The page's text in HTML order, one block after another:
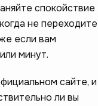
спокойствие
не переходите
если вам
минут.
сайте, и
ли вы